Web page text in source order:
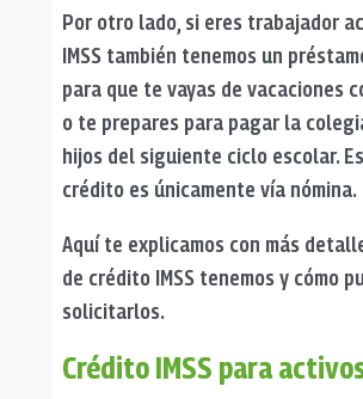
Por otro lado, si eres trabajador
IMSS también tenemos un
para que te vayas de vacaciones
o te prepares para pagar la
hijos del siguiente ciclo escolar.
crédito es únicamente vía nómina.
Aquí te explicamos con más
de crédito IMSS tenemos y cómo
solicitarlos.
Crédito IMSS para